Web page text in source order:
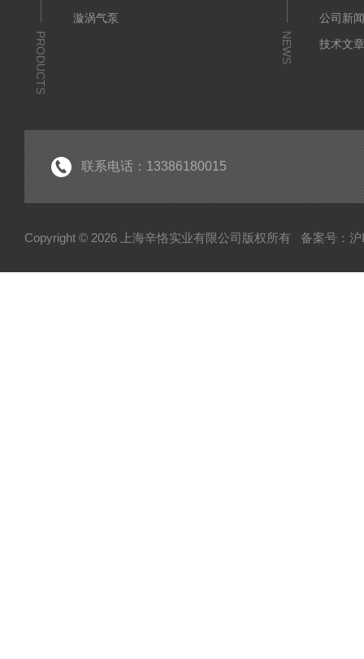
PRODUCTS
漩涡气泵
NEWS
公司新
技术文
联系电话：13386180015
Copyright © 2026 上海辛恪实业有限公司版权所有 备案号：